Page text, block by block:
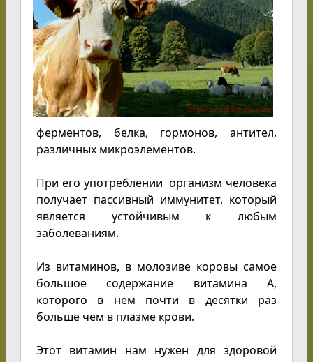
ферментов, белка, гормонов, антител,
различных микроэлементов.
При его употреблении организм человека
получает пассивный иммунитет, который
является устойчивым к любым
заболеваниям.
Из витаминов, в молозиве коровы самое
большое содержание витамина А,
которого в нем почти в десятки раз
больше чем в плазме крови.
Этот витамин нам нужен для здоровой